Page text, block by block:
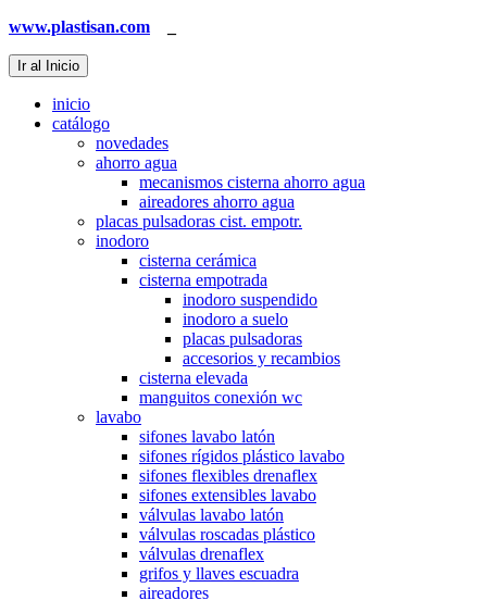
www.plastisan.com
Ir al Inicio
inicio
catálogo
novedades
ahorro agua
mecanismos cisterna ahorro agua
aireadores ahorro agua
placas pulsadoras cist. empotr.
inodoro
cisterna cerámica
cisterna empotrada
inodoro suspendido
inodoro a suelo
placas pulsadoras
accesorios y recambios
cisterna elevada
manguitos conexión wc
lavabo
sifones lavabo latón
sifones rígidos plástico lavabo
sifones flexibles drenaflex
sifones extensibles lavabo
válvulas lavabo latón
válvulas roscadas plástico
válvulas drenaflex
grifos y llaves escuadra
aireadores